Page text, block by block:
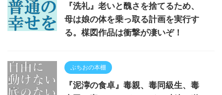
『洗礼』老いと醜さを捨てるため、
母は娘の体を乗っ取る計画を実行す
る。楳図作品は衝撃が凄いぞ！
ぶちおの本棚
『泥濘の食卓』毒親、毒同級生、毒